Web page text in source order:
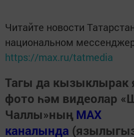
Читайте новости
национальном
https://max.ru/tatmedia
Тагы да кызыклырак
фото һәм видеолар
Чаллы»ның MAX
каналында